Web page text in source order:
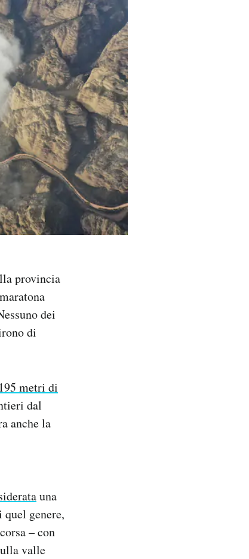
provincia
dei
di
metri di
dal
anche la
una
genere,
– con
valle